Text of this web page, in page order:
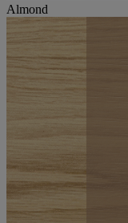
Almond